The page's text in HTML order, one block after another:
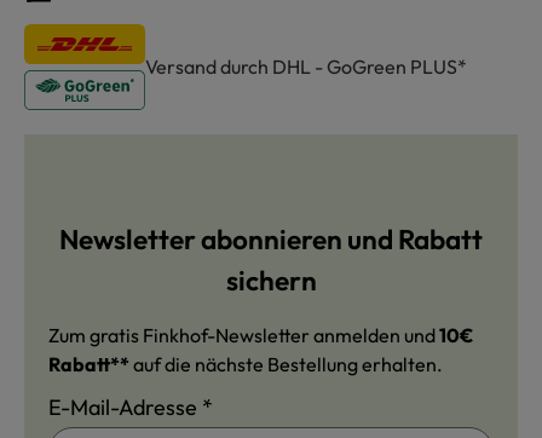
Versand durch DHL - GoGreen PLUS*
Newsletter abonnieren und Rabatt
sichern
Zum gratis Finkhof-Newsletter anmelden und10€
Rabatt** auf die nächste Bestellung erhalten.
E-Mail-Adresse *